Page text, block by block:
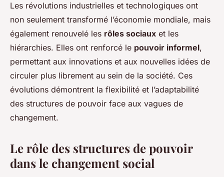
Les révolutions industrielles et technologiques ont
non seulement transformé l’économie mondiale, mais
également renouvelé les rôles sociaux et les
hiérarchies. Elles ont renforcé le pouvoir informel,
permettant aux innovations et aux nouvelles idées de
circuler plus librement au sein de la société. Ces
évolutions démontrent la flexibilité et l’adaptabilité
des structures de pouvoir face aux vagues de
changement.
Le rôle des structures de pouvoir
dans le changement social